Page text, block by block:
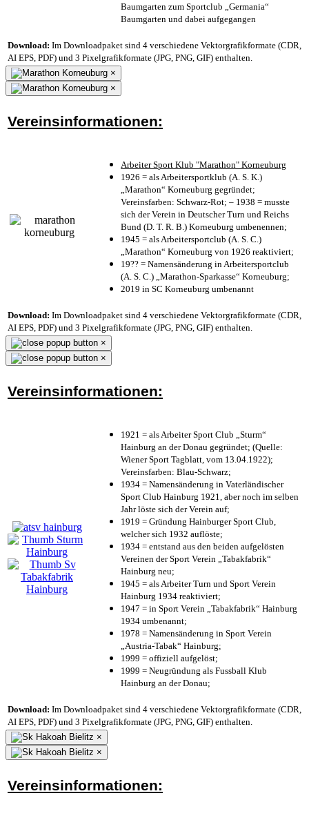
Baumgarten zum Sportclub „Germania“
Baumgarten und dabei aufgegangen
Download: Im Downloadpaket sind 4 verschiedene Vektorgrafikformate (CDR,
AI EPS, PDF) und 3 Pixelgrafikformate (JPG, PNG, GIF) enthalten.
×
×
Vereinsinformationen:
Arbeiter Sport Klub "Marathon" Korneuburg
1926 = als Arbeitersportklub (A. S. K.)
„Marathon“ Korneuburg gegründet;
Vereinsfarben: Schwarz-Rot; – 1938 = musste
sich der Verein in Deutscher Turn und Reichs
Bund (D. T. R. B.) Korneuburg umbenennen;
1945 = als Arbeitersportclub (A. S. C.)
„Marathon“ Korneuburg von 1926 reaktiviert;
19?? = Namensänderung in Arbeitersportclub
(A. S. C.) „Marathon-Sparkasse“ Korneuburg;
2019 in SC Korneuburg umbenannt
Download: Im Downloadpaket sind 4 verschiedene Vektorgrafikformate (CDR,
AI EPS, PDF) und 3 Pixelgrafikformate (JPG, PNG, GIF) enthalten.
×
×
Vereinsinformationen:
1921 = als Arbeiter Sport Club „Sturm“
Hainburg an der Donau gegründet; (Quelle:
Wiener Sport Tagblatt, vom 13.04.1922);
Vereinsfarben: Blau-Schwarz;
1934 = Namensänderung in Vaterländischer
Sport Club Hainburg 1921, aber noch im selben
Jahr löste sich der Verein auf;
1919 = Gründung Hainburger Sport Club,
welcher sich 1932 auflöste;
1934 = entstand aus den beiden aufgelösten
Vereinen der Sport Verein „Tabakfabrik“
Hainburg neu;
1945 = als Arbeiter Turn und Sport Verein
Hainburg 1934 reaktiviert;
1947 = in Sport Verein „Tabakfabrik“ Hainburg
1934 umbenannt;
1978 = Namensänderung in Sport Verein
„Austria-Tabak“ Hainburg;
1999 = offiziell aufgelöst;
1999 = Neugründung als Fussball Klub
Hainburg an der Donau;
Download: Im Downloadpaket sind 4 verschiedene Vektorgrafikformate (CDR,
AI EPS, PDF) und 3 Pixelgrafikformate (JPG, PNG, GIF) enthalten.
×
×
Vereinsinformationen: